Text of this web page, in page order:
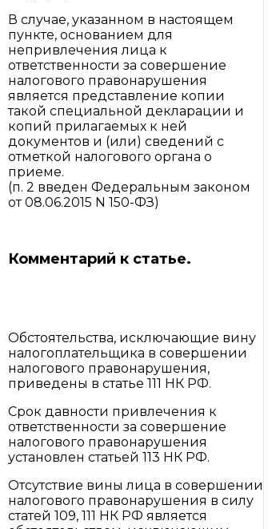
В случае, указанном в настоящем
пункте, основанием для
непривлечения лица к
ответственности за совершение
налогового правонарушения
является представление копии
такой специальной декларации и
копий прилагаемых к ней
документов и (или) сведений с
отметкой налогового органа о
приеме.
(п. 2 введен Федеральным законом
от 08.06.2015 N 150-ФЗ)
Комментарий к статье.
Обстоятельства, исключающие вину
налогоплательщика в совершении
налогового правонарушения,
приведены в статье 111 НК РФ.
Срок давности привлечения к
ответственности за совершение
налогового правонарушения
установлен статьей 113 НК РФ.
Отсутствие вины лица в совершении
налогового правонарушения в силу
статей 109, 111 НК РФ является